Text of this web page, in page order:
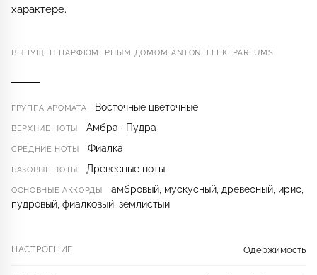
характере.
ВЫПУЩЕН ПАРФЮМЕРНЫМ ДОМОМ ANTONELLI KI PARFUMS
ГРУППА АРОМАТА Восточные цветочные
ВЕРХНИЕ НОТЫ Амбра · Пудра
СРЕДНИЕ НОТЫ Фиалка
БАЗОВЫЕ НОТЫ Древесные ноты
ОСНОВНЫЕ АККОРДЫ
амбровый, мускусный, древесный, ирис,
пудровый, фиалковый, землистый
НАСТРОЕНИЕ Одержимость